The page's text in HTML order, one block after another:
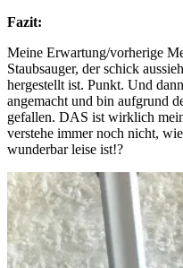
Fazit:
Meine Erwartung/vorherige
Staubsauger, der schick
hergestellt ist. Punkt. Und
angemacht und bin aufgrund
gefallen. DAS ist wirklich
verstehe immer noch nicht,
wunderbar leise ist!?